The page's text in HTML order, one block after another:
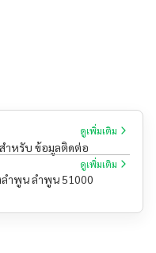
ดูเพิ่มเติม
สำหรับ ข้อมูลติดต่อ
ดูเพิ่มเติม
ลำพูน ลำพูน 51000